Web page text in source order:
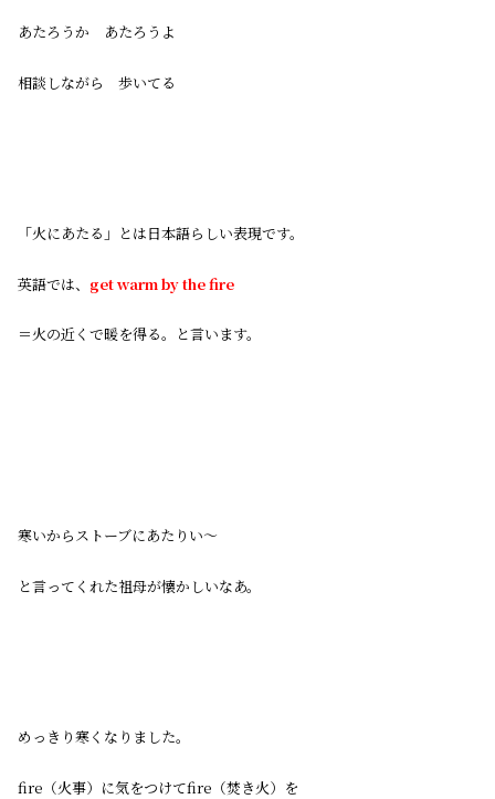
あたろうか あたろうよ
相談しながら 歩いてる
「火にあたる」とは日本語らしい表現です。
英語では、 get warm by the fire
＝火の近くで暖を得る。と言います。
寒いからストーブにあたりい〜
と言ってくれた祖母が懐かしいなあ。
めっきり寒くなりました。
fire（火事）に気をつけてfire（焚き火）を